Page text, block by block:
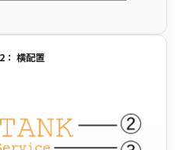
： 横配置